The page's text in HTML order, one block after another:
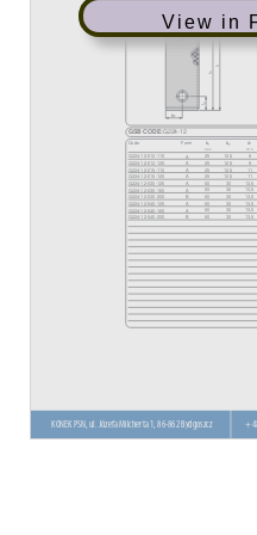
View in